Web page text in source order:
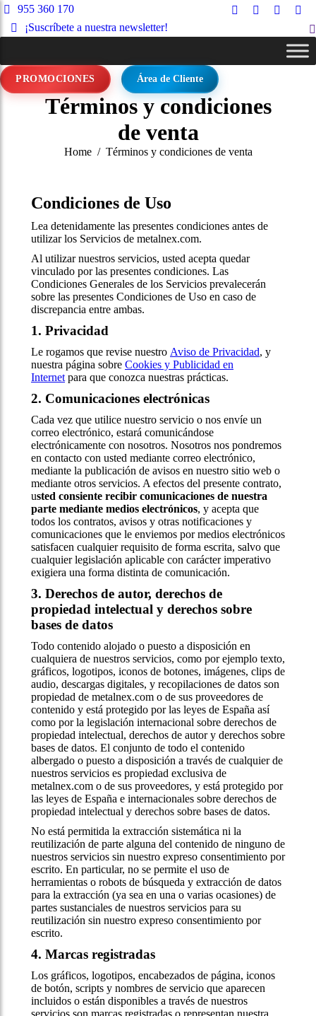
955 360 170
¡Suscríbete a nuestra newsletter!
Facebook
in
Instagram
in
X
opens
in
in
PROMOCIONES Área de Cliente
Términos y condiciones
de venta
You are here:
Home Términos y condiciones de venta
Condiciones de Uso
Lea detenidamente las presentes condiciones antes de
utilizar los Servicios de metalnex.com.
Al utilizar nuestros servicios, usted acepta quedar
vinculado por las presentes condiciones. Las
Condiciones Generales de los Servicios prevalecerán
sobre las presentes Condiciones de Uso en caso de
discrepancia entre ambas.
1. Privacidad
Le rogamos que revise nuestro Aviso de Privacidad, y
nuestra página sobre Cookies y Publicidad en
Internet para que conozca nuestras prácticas.
2. Comunicaciones electrónicas
Cada vez que utilice nuestro servicio o nos envíe un
correo electrónico, estará comunicándose
electrónicamente con nosotros. Nosotros nos pondremos
en contacto con usted mediante correo electrónico,
mediante la publicación de avisos en nuestro sitio web o
mediante otros servicios. A efectos del presente contrato,
usted consiente recibir comunicaciones de nuestra
parte mediante medios electrónicos, y acepta que
todos los contratos, avisos y otras notificaciones y
comunicaciones que le enviemos por medios electrónicos
satisfacen cualquier requisito de forma escrita, salvo que
cualquier legislación aplicable con carácter imperativo
exigiera una forma distinta de comunicación.
3. Derechos de autor, derechos de
propiedad intelectual y derechos sobre
bases de datos
Todo contenido alojado o puesto a disposición en
cualquiera de nuestros servicios, como por ejemplo texto,
gráficos, logotipos, iconos de botones, imágenes, clips de
audio, descargas digitales, y recopilaciones de datos son
propiedad de metalnex.com o de sus proveedores de
contenido y está protegido por las leyes de España así
como por la legislación internacional sobre derechos de
propiedad intelectual, derechos de autor y derechos sobre
bases de datos. El conjunto de todo el contenido
albergado o puesto a disposición a través de cualquier de
nuestros servicios es propiedad exclusiva de
metalnex.com o de sus proveedores, y está protegido por
las leyes de España e internacionales sobre derechos de
propiedad intelectual y derechos sobre bases de datos.
No está permitida la extracción sistemática ni la
reutilización de parte alguna del contenido de ninguno de
nuestros servicios sin nuestro expreso consentimiento por
escrito. En particular, no se permite el uso de
herramientas o robots de búsqueda y extracción de datos
para la extracción (ya sea en una o varias ocasiones) de
partes sustanciales de nuestros servicios para su
reutilización sin nuestro expreso consentimiento por
escrito.
4. Marcas registradas
Los gráficos, logotipos, encabezados de página, iconos
de botón, scripts y nombres de servicio que aparecen
incluidos o están disponibles a través de nuestros
servicios son marcas registradas o representan nuestra